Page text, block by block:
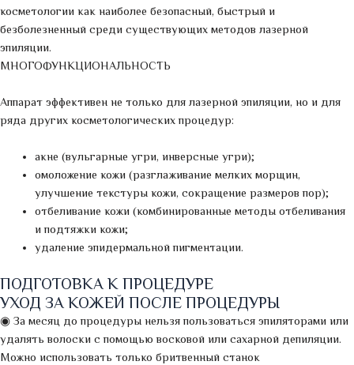
косметологии как наиболее безопасный, быстрый и
безболезненный среди существующих методов лазерной
эпиляции.
МНОГОФУНКЦИОНАЛЬНОСТЬ
Аппарат эффективен не только для лазерной эпиляции, но и для
ряда других косметологических процедур:
акне (вульгарные угри, инверсные угри);
омоложение кожи (разглаживание мелких морщин,
улучшение текстуры кожи, сокращение размеров пор);
отбеливание кожи (комбинированные методы отбеливания
и подтяжки кожи;
удаление эпидермальной пигментации.
ПОДГОТОВКА К ПРОЦЕДУРЕ
УХОД ЗА КОЖЕЙ ПОСЛЕ ПРОЦЕДУРЫ
◉ За месяц до процедуры нельзя пользоваться эпиляторами или
удалять волоски с помощью восковой или сахарной депиляции.
Можно использовать только бритвенный станок